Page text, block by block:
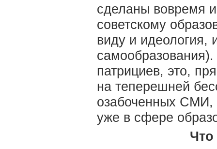
сделаны вовремя
советскому
виду и идеология,
патрициев, это,
на теперешней
озабоченных СМИ,
уже в сфере